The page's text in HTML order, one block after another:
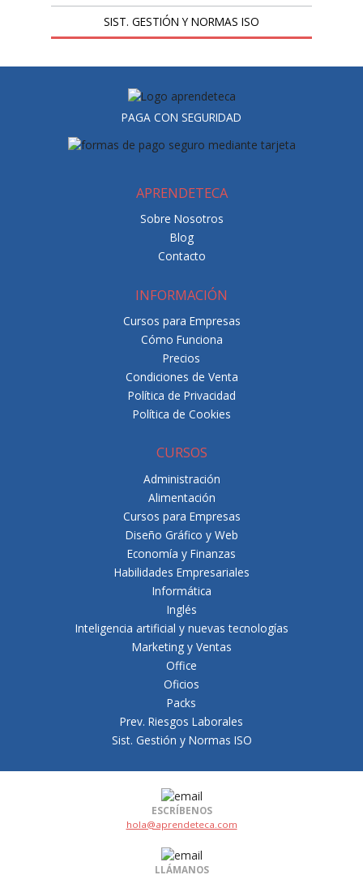
SIST. GESTIÓN Y NORMAS ISO
PAGA CON SEGURIDAD
APRENDETECA
Sobre Nosotros
Blog
Contacto
INFORMACIÓN
Cursos para Empresas
Cómo Funciona
Precios
Condiciones de Venta
Política de Privacidad
Política de Cookies
CURSOS
Administración
Alimentación
Cursos para Empresas
Diseño Gráfico y Web
Economía y Finanzas
Habilidades Empresariales
Informática
Inglés
Inteligencia artificial y nuevas tecnologías
Marketing y Ventas
Office
Oficios
Packs
Prev. Riesgos Laborales
Sist. Gestión y Normas ISO
ESCRÍBENOS
hola@aprendeteca.com
LLÁMANOS